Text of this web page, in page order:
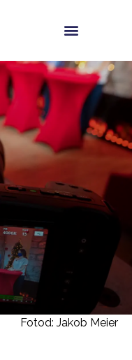
Fotod: Jakob Meier